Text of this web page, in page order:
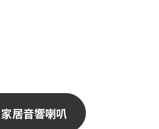
家居音響喇叭